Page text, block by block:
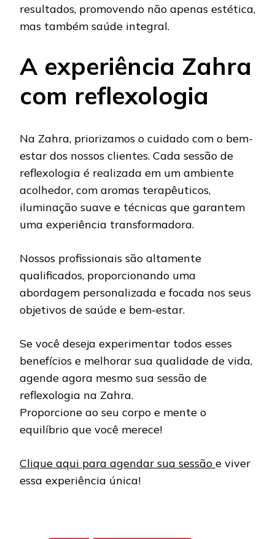
resultados, promovendo não apenas estética,
mas também saúde integral.
A experiência Zahra
com reflexologia
Na Zahra, priorizamos o cuidado com o bem-
estar dos nossos clientes. Cada sessão de
reflexologia é realizada em um ambiente
acolhedor, com aromas terapêuticos,
iluminação suave e técnicas que garantem
uma experiência transformadora.
Nossos profissionais são altamente
qualificados, proporcionando uma
abordagem personalizada e focada nos seus
objetivos de saúde e bem-estar.
Se você deseja experimentar todos esses
benefícios e melhorar sua qualidade de vida,
agende agora mesmo sua sessão de
reflexologia na Zahra.
Proporcione ao seu corpo e mente o
equilíbrio que você merece!
Clique aqui para agendar sua sessão e viver
essa experiência única!